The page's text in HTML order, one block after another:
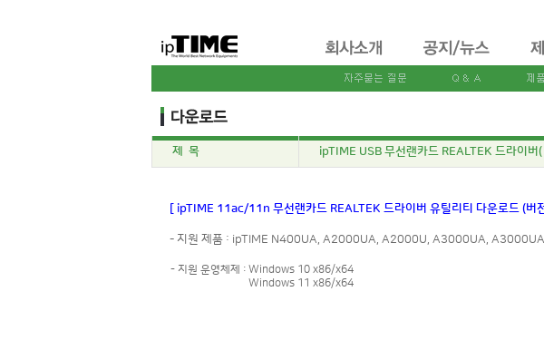
제 목 ipTIME USB 무선랜카드 REALTEK 드라
[ ipTIME 11ac/11n 무선랜카드 REALTEK 드라이버 유틸리티 다운로드 (
- 지원 제품 : ipTIME N400UA, A2000UA, A2000U, A3000UA,
- 지원 운영체제 : Windows 10 x86/x64
Windows 11 x86/x64